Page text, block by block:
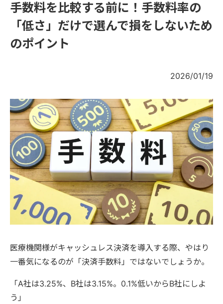
手数料を比較する前に！手数料率の
「低さ」だけで選んで損をしないため
のポイント
2026/01/19
医療機関様がキャッシュレス決済を導入する際、やはり
一番気になるのが「決済手数料」ではないでしょうか。
「A社は3.25%、B社は3.15%。0.1%低いからB社にしよ
う」